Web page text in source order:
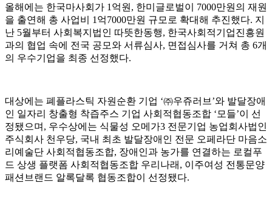
올해에는 한국마사회가 1억원, 한미글로벌이 7000만원의 재원
을 출연해 총 사업비 1억7000만원 규모로 확대해 추진했다. 지
난 5월부터 사회복지법인 따뜻한동행, 한국사회적기업진흥원
과의 협업 속에 전국 공모와 서류심사, 면접심사를 거쳐 총 6개
의 우수기업을 최종 선정했다.
대상에는 폐플라스틱 자원순환 기업 ‘㈜우쥬러브’와 발달장애
인 일자리 창출형 착즙주스 기업 사회적협동조합 ‘모들’이 선
정됐으며, 우수상에는 식물성 오메가3 전문기업 농업회사법인
주식회사 천우당, 국내 최초 발달장애인 전문 오페라단 마음소
리예술단 사회적협동조합, 장애인과 농가를 연결하는 로컬푸
드 상생 플랫폼 사회적협동조합 우리나래, 이주여성 전통문양
패션브랜드 알록달록 협동조합이 선정됐다.